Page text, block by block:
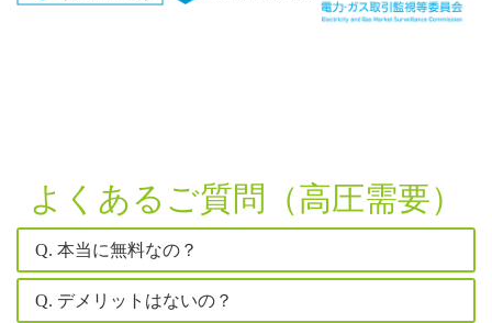
よくあるご質問（高圧需要）
Q. 本当に無料なの？
Q. デメリットはないの？